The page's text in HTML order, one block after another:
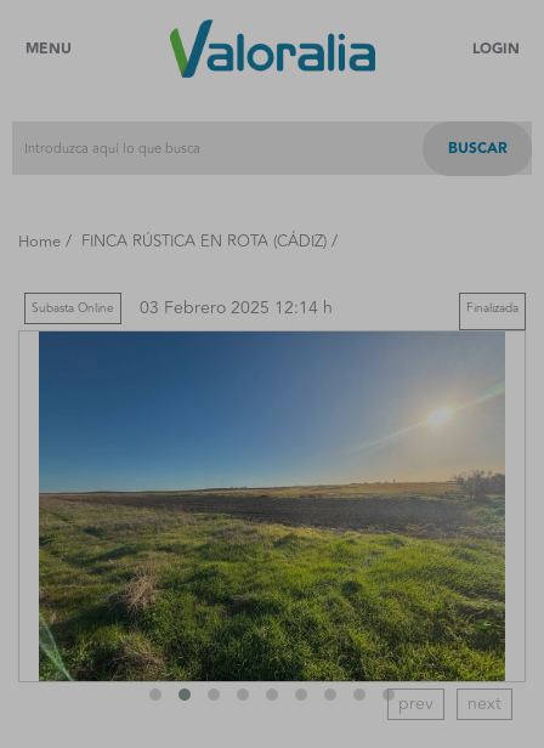
MENU LOGIN
BUSCAR
Home / FINCA RÚSTICA EN ROTA (CÁDIZ) /
Subasta Online 03 Febrero 2025 12:14 h Finalizada
prev next